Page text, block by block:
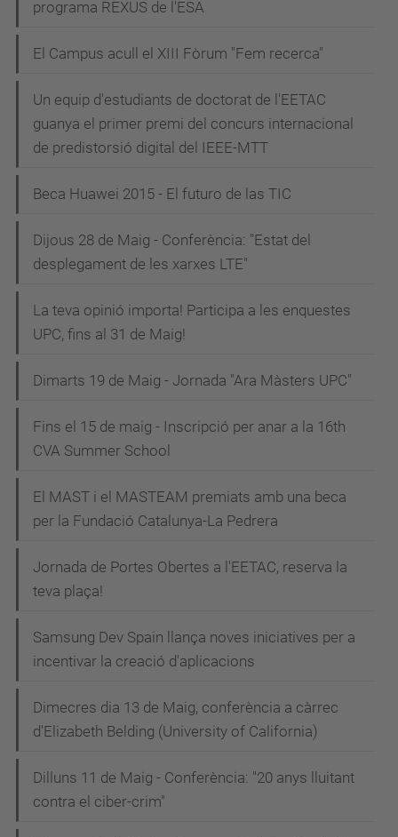
programa REXUS de l'ESA
El Campus acull el XIII Fòrum "Fem recerca"
Un equip d'estudiants de doctorat de l'EETAC
guanya el primer premi del concurs internacional
de predistorsió digital del IEEE-MTT
Beca Huawei 2015 - El futuro de las TIC
Dijous 28 de Maig - Conferència: "Estat del
desplegament de les xarxes LTE"
La teva opinió importa! Participa a les enquestes
UPC, fins al 31 de Maig!
Dimarts 19 de Maig - Jornada "Ara Màsters UPC"
Fins el 15 de maig - Inscripció per anar a la 16th
CVA Summer School
El MAST i el MASTEAM premiats amb una beca
per la Fundació Catalunya-La Pedrera
Jornada de Portes Obertes a l'EETAC, reserva la
teva plaça!
Samsung Dev Spain llança noves iniciatives per a
incentivar la creació d'aplicacions
Dimecres dia 13 de Maig, conferència a càrrec
d'Elizabeth Belding (University of California)
Dilluns 11 de Maig - Conferència: "20 anys lluitant
contra el ciber-crim"